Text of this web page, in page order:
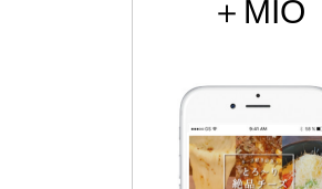
＋MIO